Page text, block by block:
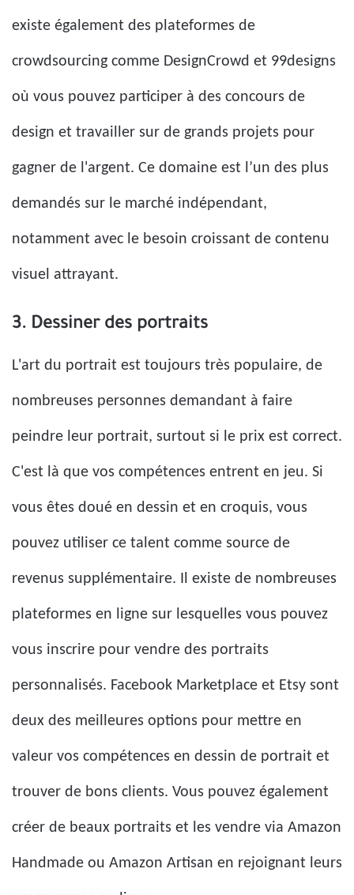
existe également des plateformes de
crowdsourcing comme DesignCrowd et 99designs
où vous pouvez participer à des concours de
design et travailler sur de grands projets pour
gagner de l'argent. Ce domaine est l’un des plus
demandés sur le marché indépendant,
notamment avec le besoin croissant de contenu
visuel attrayant.
3. Dessiner des portraits
L'art du portrait est toujours très populaire, de
nombreuses personnes demandant à faire
peindre leur portrait, surtout si le prix est correct.
C'est là que vos compétences entrent en jeu. Si
vous êtes doué en dessin et en croquis, vous
pouvez utiliser ce talent comme source de
revenus supplémentaire. Il existe de nombreuses
plateformes en ligne sur lesquelles vous pouvez
vous inscrire pour vendre des portraits
personnalisés. Facebook Marketplace et Etsy sont
deux des meilleures options pour mettre en
valeur vos compétences en dessin de portrait et
trouver de bons clients. Vous pouvez également
créer de beaux portraits et les vendre via Amazon
Handmade ou Amazon Artisan en rejoignant leurs